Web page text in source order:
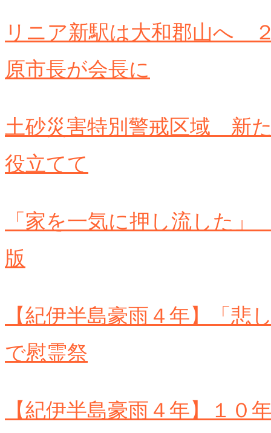
リニア新駅は大和郡山へ
原市長が会長に
土砂災害特別警戒区域 新
役立てて
「家を一気に押し流した
版
【紀伊半島豪雨４年】「
で慰霊祭
【紀伊半島豪雨４年】１０